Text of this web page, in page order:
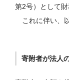
第2号）として財
これに伴い、
寄附者が法人